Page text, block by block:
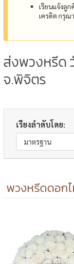
เรียนแจ้งลู
เครดิต กรุ
ส่งพวงหรีด
จ.พิจิตร
เรียงลำดับโดย:
พวงหรีดดอก